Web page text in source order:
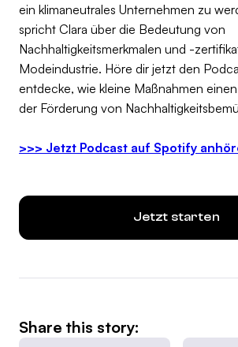
ein klimaneutrales Unternehmen zu
spricht Clara über die Bedeutung von
Nachhaltigkeitsmerkmalen und -
Modeindustrie. Höre dir jetzt den
entdecke, wie kleine Maßnahmen
der Förderung von
>>> Jetzt Podcast auf Spotify
Jetzt starten
Share this story: